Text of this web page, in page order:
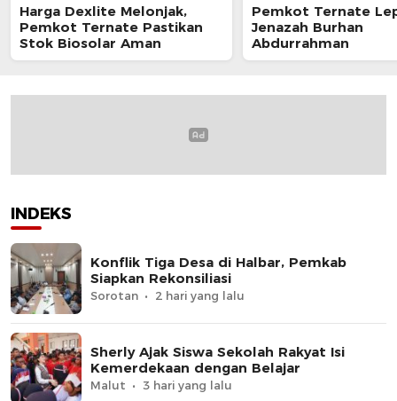
Harga Dexlite Melonjak,
Pemkot Ternate Pastikan
Stok Biosolar Aman
Pemkot Ternate
Jenazah Burhan
Abdurrahman
INDEKS
Konflik Tiga Desa di Halbar, Pemkab
Siapkan Rekonsiliasi
Sorotan 2 hari yang lalu
Sherly Ajak Siswa Sekolah Rakyat Isi
Kemerdekaan dengan Belajar
Malut 3 hari yang lalu